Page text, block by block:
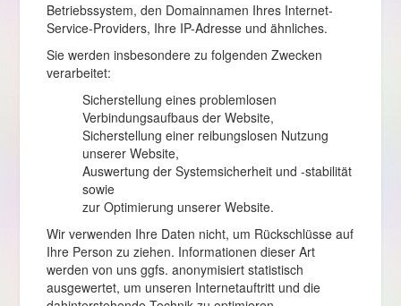
Betriebssystem, den Domainnamen Ihres Internet-
Service-Providers, Ihre IP-Adresse und ähnliches.
Sie werden insbesondere zu folgenden Zwecken
verarbeitet:
Sicherstellung eines problemlosen
Verbindungsaufbaus der Website,
Sicherstellung einer reibungslosen Nutzung
unserer Website,
Auswertung der Systemsicherheit und -stabilität
sowie
zur Optimierung unserer Website.
Wir verwenden Ihre Daten nicht, um Rückschlüsse auf
Ihre Person zu ziehen. Informationen dieser Art
werden von uns ggfs. anonymisiert statistisch
ausgewertet, um unseren Internetauftritt und die